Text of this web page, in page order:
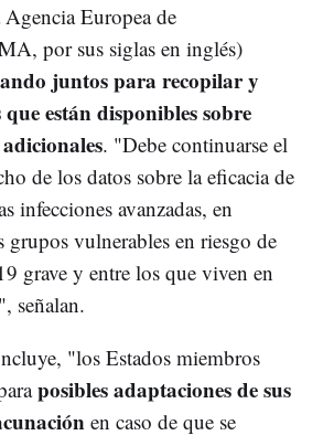
Europea de
por sus siglas en inglés)
juntos para recopilar y
están disponibles sobre
. "Debe continuarse el
de los datos sobre la eficacia de
infecciones avanzadas, en
grupos vulnerables en riesgo de
grave y entre los que viven en
señalan.
"los Estados miembros
posibles adaptaciones de sus
en caso de que se